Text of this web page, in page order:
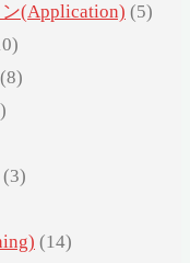
(Application) (5)
(8)
(3)
(14)